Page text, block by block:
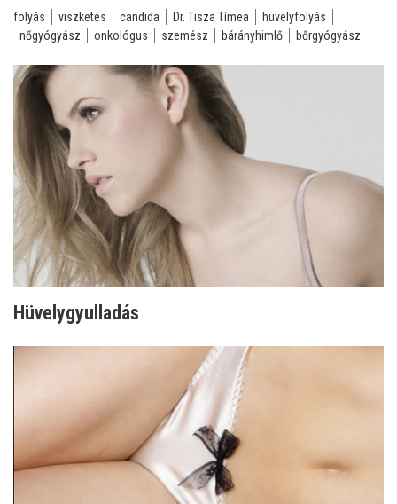
folyás viszketés candida Dr. Tisza Tímea
hüvelyfolyás
nőgyógyász
onkológus szemész bárányhimlő bőrgyógyász
Hüvelygyulladás